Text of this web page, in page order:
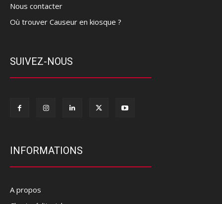
Nous contacter
Où trouver Causeur en kiosque ?
SUIVEZ-NOUS
INFORMATIONS
A propos